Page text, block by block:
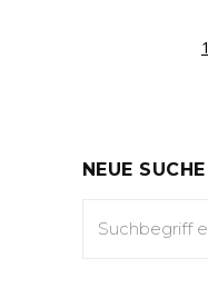
1
NEUE SUCHE